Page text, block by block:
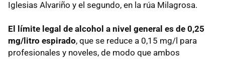
Iglesias Alvariño y el segundo, en la rúa Milagrosa.
El límite legal de alcohol a nivel general es de 0,25
mg/litro espirado, que se reduce a 0,15 mg/l para
profesionales y noveles, de modo que ambos